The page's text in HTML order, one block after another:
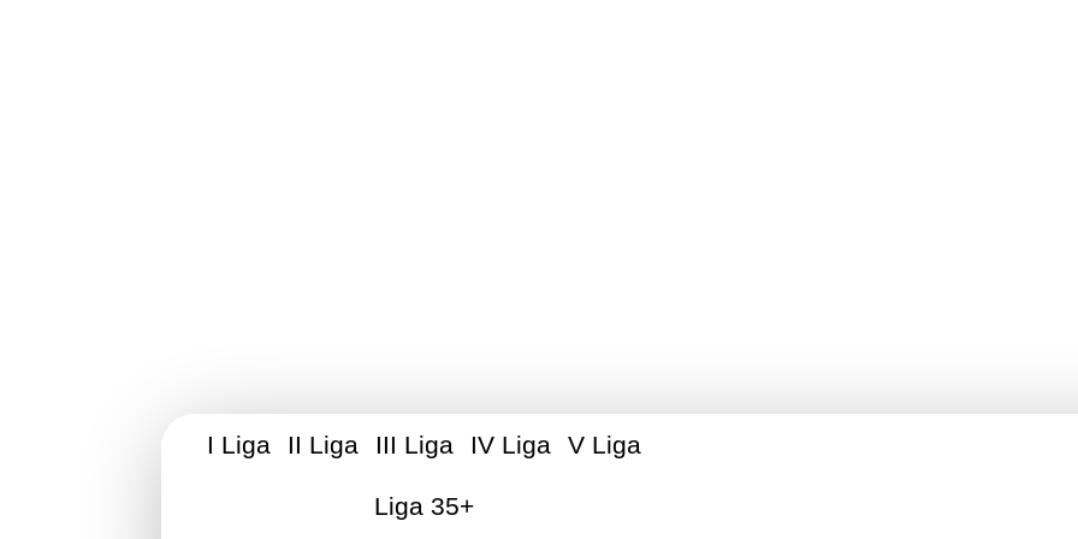
I Liga II Liga III Liga IV Liga V Liga
Liga 35+